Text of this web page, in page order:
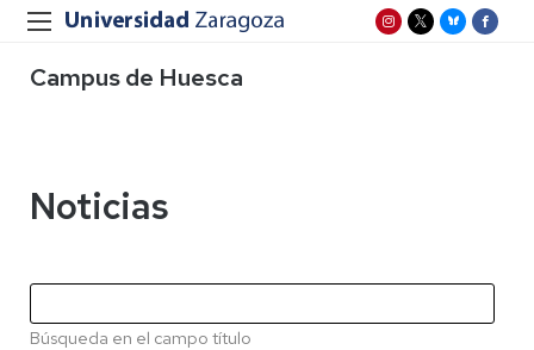
Campus de Huesca
Noticias
Búsqueda en el campo título